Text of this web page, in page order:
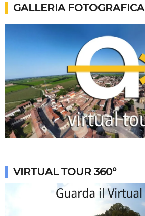
GALLERIA FOTOGRAFICA
VIRTUAL TOUR 360°